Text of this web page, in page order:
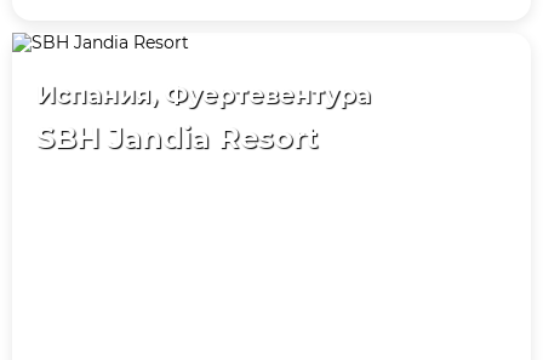
Испания, Фуертевентура
SBH Jandia Resort